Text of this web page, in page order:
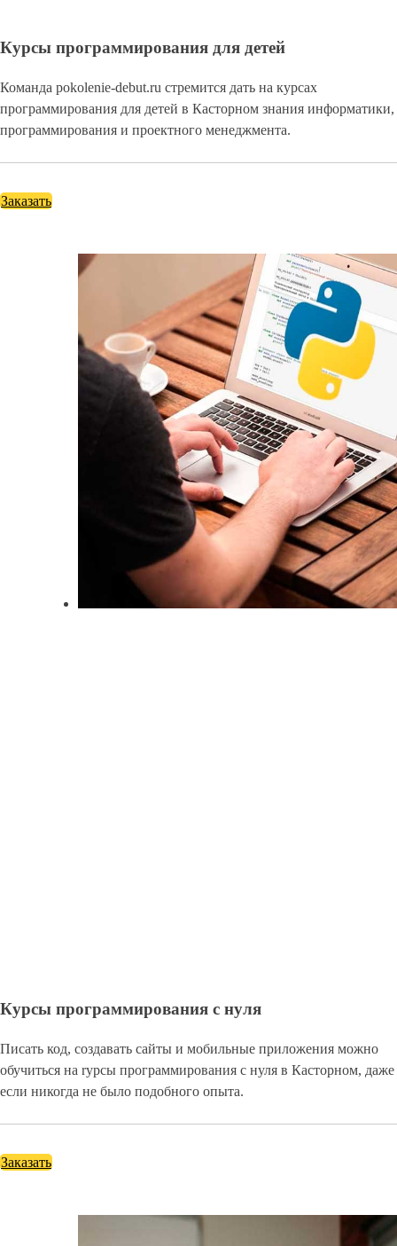
Курсы программирования для детей
Команда pokolenie-debut.ru стремится дать на курсах
программирования для детей в Касторном знания информатики,
программирования и проектного менеджмента.
Заказать
Курсы программирования с нуля
Писать код, создавать сайты и мобильные приложения можно
обучиться на rурсы программирования с нуля в Касторном, даже
если никогда не было подобного опыта.
Заказать